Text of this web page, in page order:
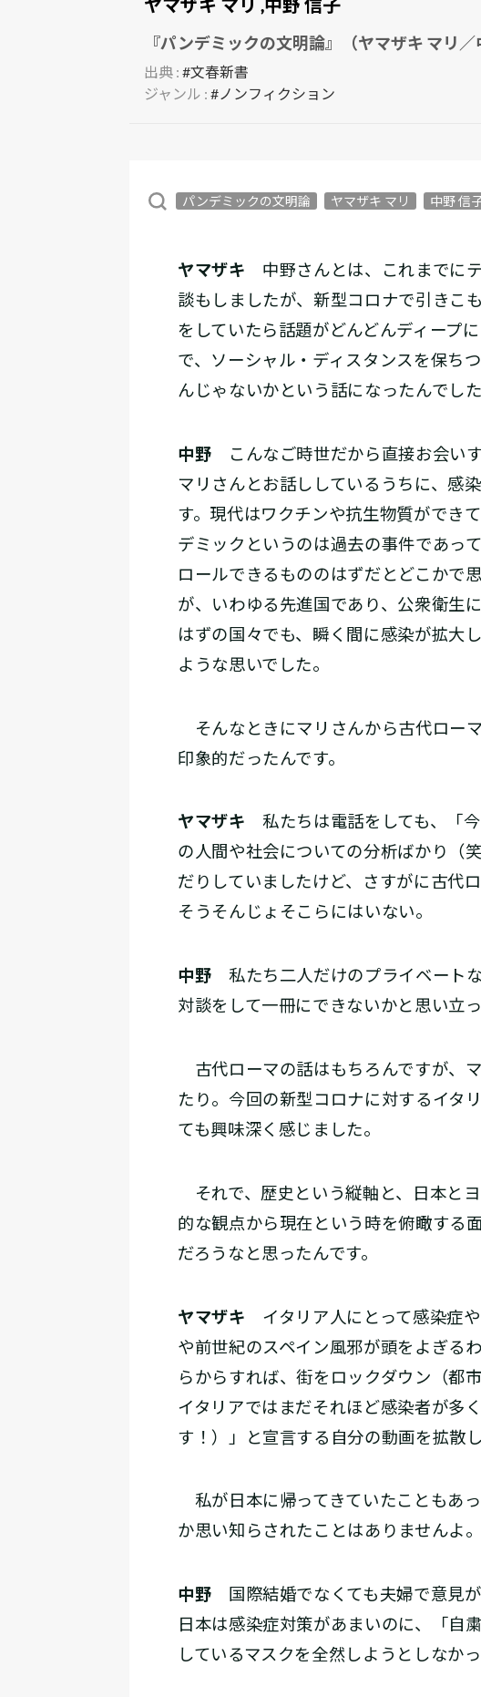
ヤマザキ マリ ,中野 信子
『パンデミックの文明論』（ヤマザキ マリ／
出典 : #文春新書
ジャンル : #ノンフィクション
パンデミックの文明論 ヤマザキ マリ 中野 信
ヤマザキ 中野さんとは、これまでに
談もしましたが、新型コロナで引きこ
をしていたら話題がどんどんディープ
で、ソーシャル・ディスタンスを保ち
んじゃないかという話になったんでした
中野 こんなご時世だから直接お会い
マリさんとお話ししているうちに、感
す。現代はワクチンや抗生物質ができ
デミックというのは過去の事件であっ
ロールできるもののはずだとどこかで
が、いわゆる先進国であり、公衆衛生
はずの国々でも、瞬く間に感染が拡大
ような思いでした。
そんなときにマリさんから古代ロー
印象的だったんです。
ヤマザキ 私たちは電話をしても、「
の人間や社会についての分析ばかり（
だりしていましたけど、さすがに古代
そうそんじょそこらにはいない。
中野 私たち二人だけのプライベート
対談をして一冊にできないかと思い立っ
古代ローマの話はもちろんですが、
たり。今回の新型コロナに対するイタ
ても興味深く感じました。
それで、歴史という縦軸と、日本と
的な観点から現在という時を俯瞰する
だろうなと思ったんです。
ヤマザキ イタリア人にとって感染症
や前世紀のスペイン風邪が頭をよぎる
らからすれば、街をロックダウン（都
イタリアではまだそれほど感染者が多
す！）」と宣言する自分の動画を拡散し
私が日本に帰ってきていたこともあ
か思い知らされたことはありませんよ。
中野 国際結婚でなくても夫婦で意見
日本は感染症対策があまいのに、「自
しているマスクを全然しようとしなか